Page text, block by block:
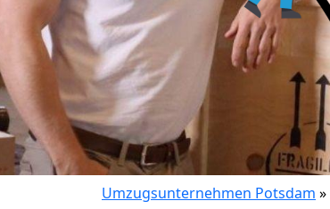
Umzugsunternehmen Potsdam »